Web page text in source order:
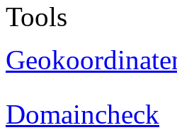
Tools
Domaincheck